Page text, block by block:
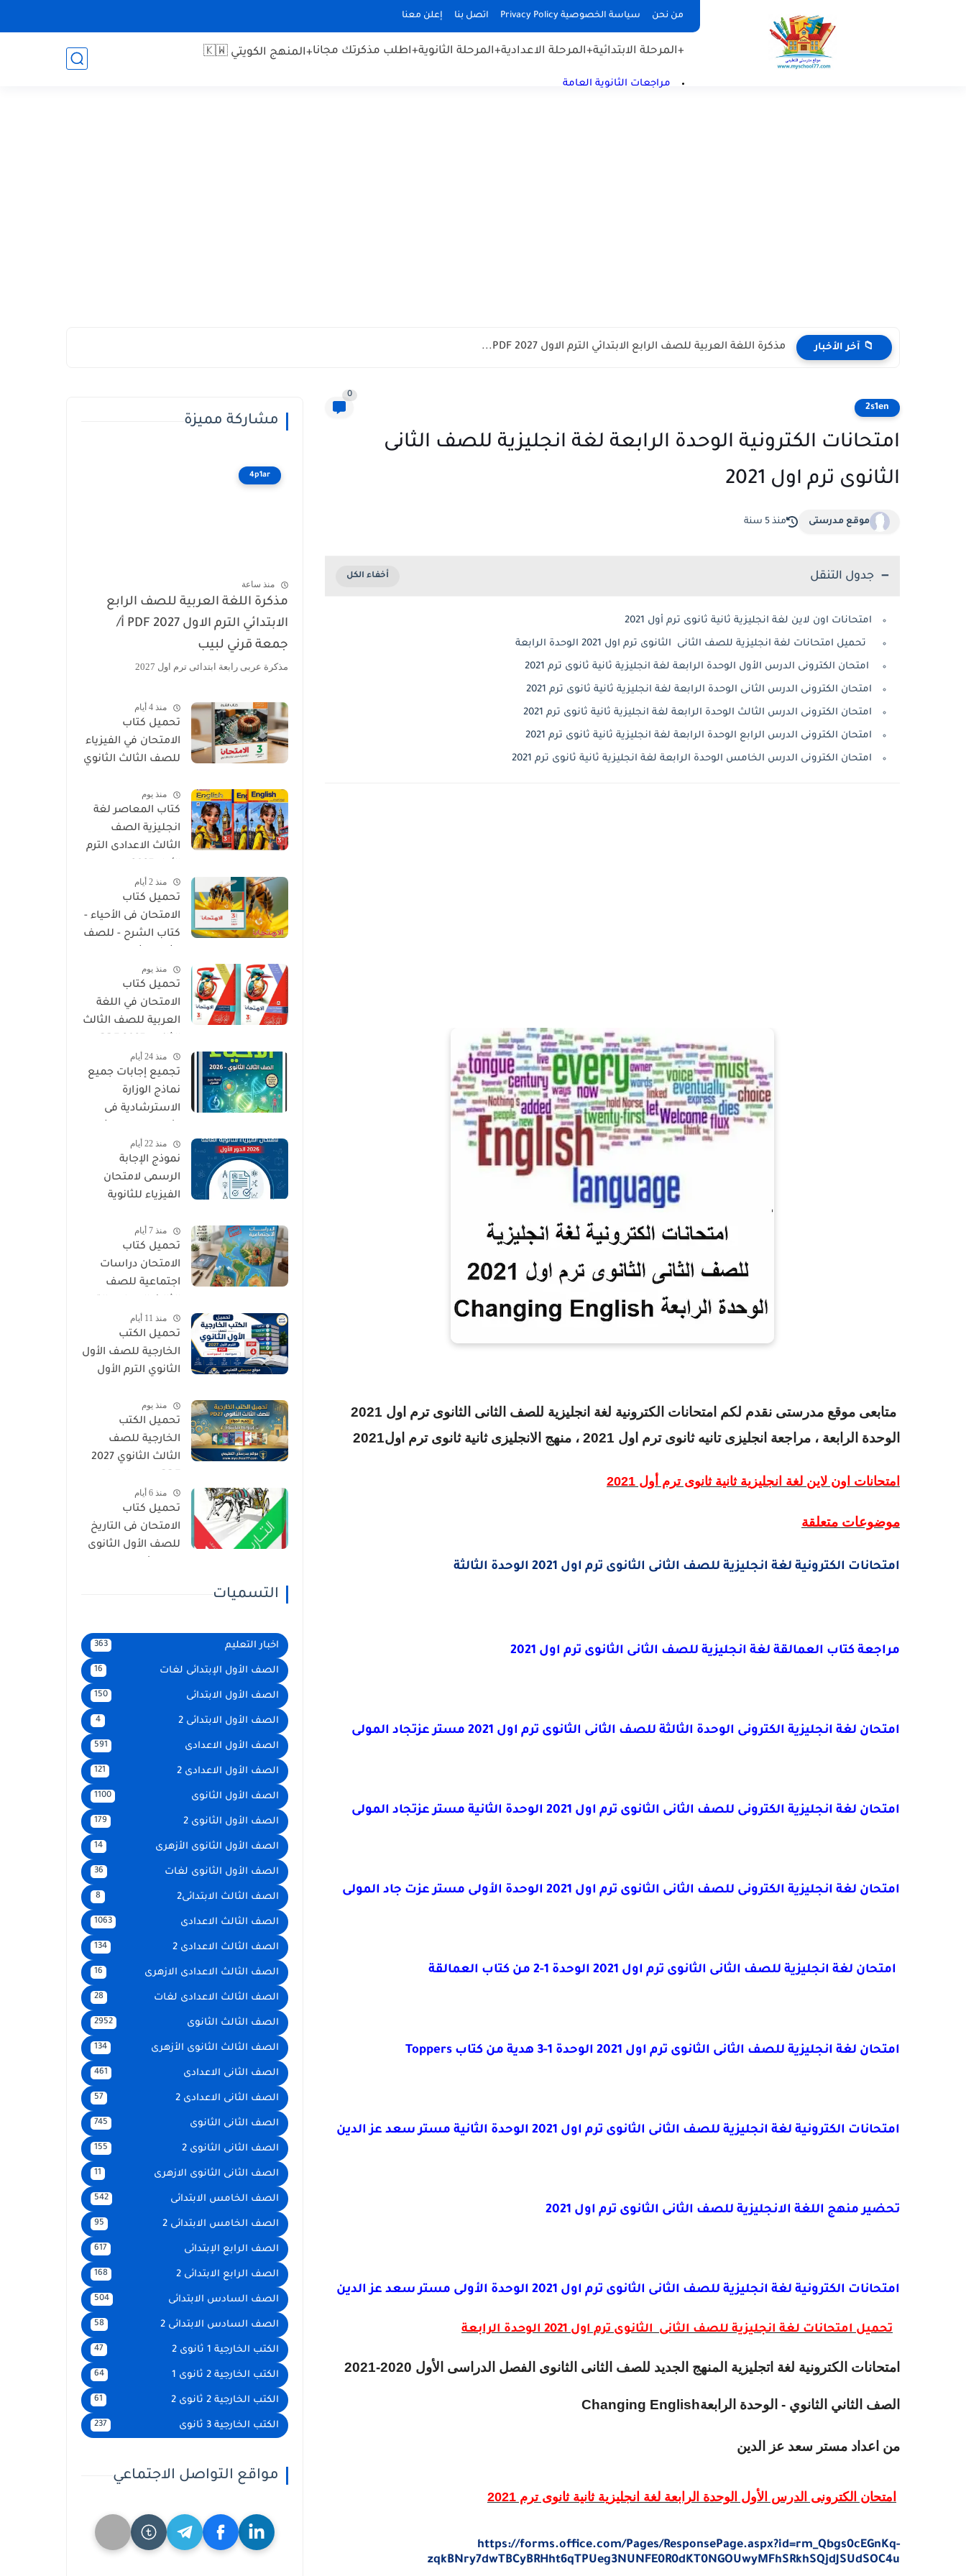
من نحن سياسة الخصوصية Privacy Policy اتصل بنا إعلن معنا
+المرحلة الابتدائية+المرحلة الاعدادية+المرحلة الثانوية+اطلب مذكرتك مجانا+المنهج الكويتي 🇰🇼
مراجعات الثانوية العامة
📁 آخر الأخبار تحميل أقوى مذكرة لغة إنجليزية للصف الثالث الثانوي الترم الأول...
2s1en
0
امتحانات الكترونية الوحدة الرابعة لغة انجليزية للصف الثانى
الثانوى ترم اول 2021
موقع مدرستى منذ 5 سنة
جدول التنقل
امتحانات اون لاين لغة انجليزية ثانية ثانوى ترم أول 2021
تحميل امتحانات لغة انجليزية للصف الثانى الثانوى ترم اول 2021 الوحدة الرابعة
امتحان الكترونى الدرس الأول الوحدة الرابعة لغة انجليزية ثانية ثانوى ترم 2021
امتحان الكترونى الدرس الثانى الوحدة الرابعة لغة انجليزية ثانية ثانوى ترم 2021
امتحان الكترونى الدرس الثالث الوحدة الرابعة لغة انجليزية ثانية ثانوى ترم 2021
امتحان الكترونى الدرس الرابع الوحدة الرابعة لغة انجليزية ثانية ثانوى ترم 2021
امتحان الكترونى الدرس الخامس الوحدة الرابعة لغة انجليزية ثانية ثانوى ترم 2021
متابعى موقع مدرستى نقدم لكم
امتحانات الكترونية لغة انجليزية للصف الثانى الثانوى ترم اول 2021
الوحدة الرابعة ، مراجعة انجليزى تانيه ثانوى ترم اول 2021 ، منهج الانجليزى ثانية ثانوى ترم اول2021
امتحانات اون لاين لغة انجليزية ثانية ثانوى ترم أول 2021
موضوعات متعلقة
امتحانات الكترونية لغة انجليزية للصف الثانى الثانوى ترم اول 2021 الوحدة الثالثة
مراجعة كتاب العمالقة لغة انجليزية للصف الثانى الثانوى ترم اول 2021
امتحان لغة انجليزية الكترونى الوحدة الثالثة للصف الثانى الثانوى ترم اول 2021 مستر عزتجاد المولى
امتحان لغة انجليزية الكترونى للصف الثانى الثانوى ترم اول 2021 الوحدة الثانية مستر عزتجاد المولى
امتحان لغة انجليزية الكترونى للصف الثانى الثانوى ترم اول 2021 الوحدة الأولى مستر عزت جاد المولى
امتحان لغة انجليزية للصف الثانى الثانوى ترم اول 2021 الوحدة 1-2 من كتاب العمالقة
امتحان لغة انجليزية للصف الثانى الثانوى ترم اول 2021 الوحدة 1-3 هدية من كتاب Toppers
امتحانات الكترونية لغة انجليزية للصف الثانى الثانوى ترم اول 2021 الوحدة الثانية مستر سعد عز الدين
تحضير منهج اللغة الانجليزية للصف الثانى الثانوى ترم اول 2021
امتحانات الكترونية لغة انجليزية للصف الثانى الثانوى ترم اول 2021 الوحدة الأولى مستر سعد عز الدين
تحميل امتحانات لغة انجليزية للصف الثانى الثانوى ترم اول 2021 الوحدة الرابعة
امتحانات الكترونية لغة اتجليزية المنهج الجديد للصف الثانى الثانوى الفصل الدراسى الأول 2020-2021
الصف الثاني الثانوي - الوحدة الرابعةChanging English
من اعداد مستر سعد عز الدين
امتحان الكترونى الدرس الأول الوحدة الرابعة لغة انجليزية ثانية ثانوى ترم 2021
https://forms.office.com/Pages/ResponsePage.aspx?id=rm_Qbgs0cEGnKq-
zqkBNry7dwTBCyBRHht6qTPUeg3NUNFE0R0dKT0NGOUwyMFhSRkhSQjdJSUdSOC4u
مشاركة مميزة
4p1ar
منذ ساعة
مذكرة اللغة العربية للصف الرابع
الابتدائي الترم الاول 2027 PDF أ/
جمعة قرني لبيب
مذكرة عربى رابعة ابتدائى ترم اول 2027
منذ 4 أيام
تحميل كتاب
الامتحان في الفيزياء
للصف الثالث الثانوي
الشرح
منذ يوم
كتاب المعاصر لغة
انجليزية الصف
الثالث الاعدادى الترم
منذ 2 أيام
تحميل كتاب
الامتحان فى الأحياء -
كتاب الشرح - للصف
PDFمنذ يوم
تحميل كتاب
الامتحان في اللغة
العربية للصف الثالث
كتاب الأسئلة
والتدريبات كامل
منذ 24 أيام
تجميع إجابات جميع
نماذج الوزارة
الاسترشادية فى
الثانوي 2026
منذ 22 أيام
نموذج الإجابة
الرسمى لامتحان
الفيزياء للثانوية
الأول
منذ 7 أيام
تحميل كتاب
الامتحان دراسات
اجتماعية للصف
الأول 2027 PDF
منذ 11 أيام
تحميل الكتب
الخارجية للصف الأول
الثانوي الترم الأول
المواد المنهج
الجديد)
منذ يوم
تحميل الكتب
الخارجية للصف
الثالث الثانوي 2027
(بروابط مباشرة)
منذ 6 أيام
تحميل كتاب
الامتحان فى التاريخ
للصف الأول الثانوى
التسميات
اخبار التعليم 363
الصف الأول الإبتدائى لغات 16
الصف الأول الابتدائى 150
الصف الأول الابتدائى 2 4
الصف الأول الاعدادى 591
الصف الأول الاعدادى 2 121
الصف الأول الثانوى 1100
الصف الأول الثانوى 2 179
الصف الأول الثانوى الأزهرى 14
الصف الأول الثانوى لغات 36
الصف الثالث الابتدائى2 8
الصف الثالث الاعدادى 1063
الصف الثالث الاعدادى 2 134
الصف الثالث الاعدادى الازهرى 16
الصف الثالث الاعدادى لغات 28
الصف الثالث الثانوى 2952
الصف الثالث الثانوى الأزهرى 134
الصف الثانى الاعدادى 461
الصف الثانى الاعدادى 2 57
الصف الثانى الثانوى 745
الصف الثانى الثانوى 2 155
الصف الثانى الثانوى الازهرى 11
الصف الخامس الابتدائى 542
الصف الخامس الابتدائى 2 95
الصف الرابع الإبتدائى 617
الصف الرابع الابتدائى 2 168
الصف السادس الابتدائى 504
الصف السادس الابتدائى 2 58
الكتب الخارجية 1 ثانوى 2 47
الكتب الخارجية 2 ثانوى 1 64
الكتب الخارجية 2 ثانوى 2 61
الكتب الخارجية 3 ثانوى 237
مواقع التواصل الاجتماعي